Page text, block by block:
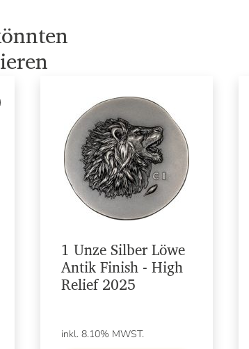
1 Unze Silber Löwe
Antik Finish - High
Relief 2025
inkl. 8.10% MWST.